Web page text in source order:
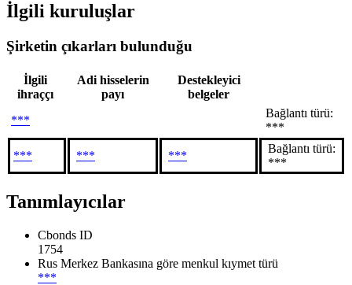
İlgili kuruluşlar
Şirketin çıkarları bulunduğu
İlgili
ihraççı
Adi hisselerin
payı
Destekleyici
belgeler
***
Bağlantı türü:
***
*** *** ***
Bağlantı türü:
***
Tanımlayıcılar
Cbonds ID
1754
Rus Merkez Bankasına göre menkul kıymet türü
***